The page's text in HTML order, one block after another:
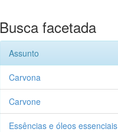
Busca facetada
Assunto
Carvona
Carvone
Essências e óleos essenciais